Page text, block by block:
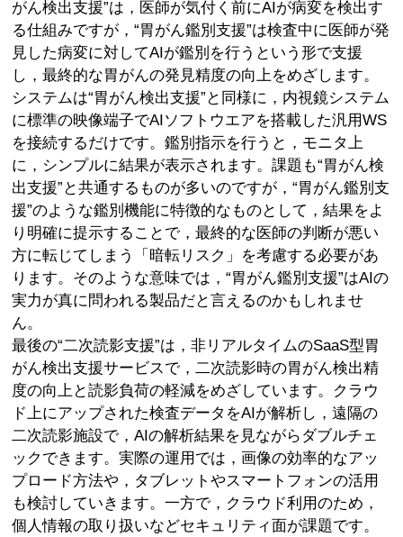
がん検出支援”は，医師が気付く前にAIが病変を検出す
る仕組みですが，“胃がん鑑別支援”は検査中に医師が発
見した病変に対してAIが鑑別を行うという形で支援
し，最終的な胃がんの発見精度の向上をめざします。
システムは“胃がん検出支援”と同様に，内視鏡システム
に標準の映像端子でAIソフトウエアを搭載した汎用WS
を接続するだけです。鑑別指示を行うと，モニタ上
に，シンプルに結果が表示されます。課題も“胃がん検
出支援”と共通するものが多いのですが，“胃がん鑑別支
援”のような鑑別機能に特徴的なものとして，結果をよ
り明確に提示することで，最終的な医師の判断が悪い
方に転じてしまう「暗転リスク」を考慮する必要があ
ります。そのような意味では，“胃がん鑑別支援”はAIの
実力が真に問われる製品だと言えるのかもしれませ
ん。
最後の“二次読影支援”は，非リアルタイムのSaaS型胃
がん検出支援サービスで，二次読影時の胃がん検出精
度の向上と読影負荷の軽減をめざしています。クラウ
ド上にアップされた検査データをAIが解析し，遠隔の
二次読影施設で，AIの解析結果を見ながらダブルチェ
ックできます。実際の運用では，画像の効率的なアッ
プロード方法や，タブレットやスマートフォンの活用
も検討していきます。一方で，クラウド利用のため，
個人情報の取り扱いなどセキュリティ面が課題です。